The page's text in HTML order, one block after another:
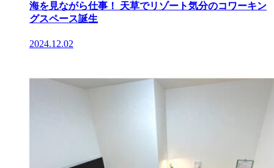
海を見ながら仕事！ 天草でリゾート気分のコワーキン
グスペース誕生
2024.12.02